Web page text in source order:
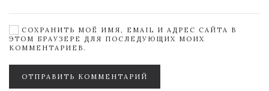
СОХРАНИТЬ МОЁ ИМЯ, EMAIL И АДРЕС САЙТА В
ЭТОМ БРАУЗЕРЕ ДЛЯ ПОСЛЕДУЮЩИХ МОИХ
КОММЕНТАРИЕВ.
ОТПРАВИТЬ КОММЕНТАРИЙ